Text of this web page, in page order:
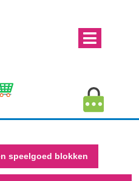
Winkelwagen
speelgoed blokken